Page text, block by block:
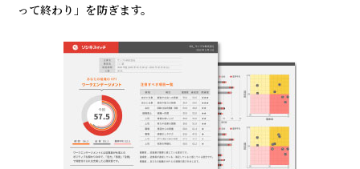
って終わり」を防ぎます。